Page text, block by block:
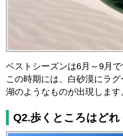
ベストシーズンは6月～9月で
この時期には、白砂漠にラ
湖のようなものが出現します
Q2.歩くところはどれ